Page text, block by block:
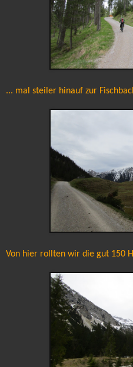
... mal steiler hinauf zur
Von hier rollten wir die gut 150